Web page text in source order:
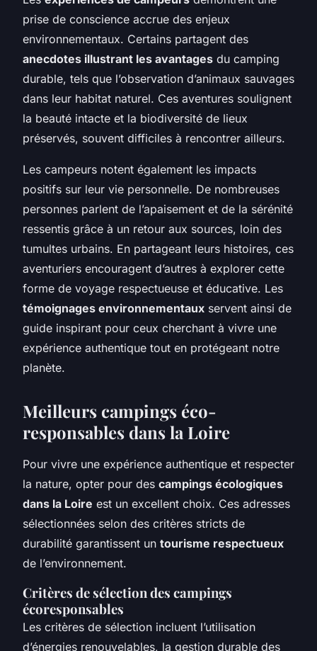
prise de conscience accrue des enjeux
environnementaux. Certains partagent des
anecdotes illustrant les avantages du camping
durable, tels que l’observation d’animaux sauvages
dans leur habitat naturel. Ces aventures soulignent
la beauté intacte et la biodiversité de lieux
préservés, souvent difficiles à rencontrer ailleurs.
Les campeurs notent également les impacts
positifs sur leur vie personnelle. De nombreuses
personnes parlent de l’apaisement et de la sérénité
ressentis grâce à un retour aux sources, loin des
tumultes urbains. En partageant leurs histoires, ces
aventuriers encouragent d’autres à explorer cette
forme de voyage respectueuse et éducative. Les
témoignages environnementaux servent ainsi de
guide inspirant pour ceux cherchant à vivre une
expérience authentique tout en protégeant notre
planète.
Meilleurs campings éco-
responsables dans la Loire
Pour vivre une expérience authentique et respecter
la nature, opter pour des campings écologiques
dans la Loire est un excellent choix. Ces adresses
sélectionnées selon des critères stricts de
durabilité garantissent un tourisme respectueux
de l’environnement.
Critères de sélection des campings
écoresponsables
Les critères de sélection incluent l’utilisation
d’énergies renouvelables, la gestion durable des